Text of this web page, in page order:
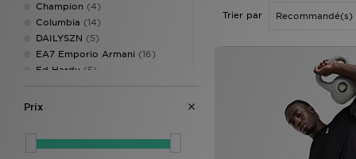
Champion (4)
Columbia (14)
DAILYSZN (5)
EA7 Emporio Armani (16)
Ed Hardy (5)
Ellesse
(1)
Fred Perry
Hummel(2)
Prix
Trier par